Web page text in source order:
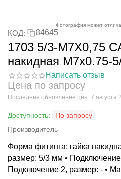
Фотография может
КОД: 84645
1703 5/3-M7X0,75
накидная M7x0.75-
Написать отзыв
Цена по запросу
Последнее обновление цен: 7 августа
Доступность:
По запросу
Производитель
Форма фитинга: гайка
размер: 5/3 мм • Подключение
Подключение 2, размер: - •